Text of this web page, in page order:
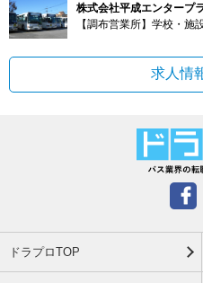
株式会社平成エンタープ
【調布営業所】学校・施
求人情
ドラプロTOP